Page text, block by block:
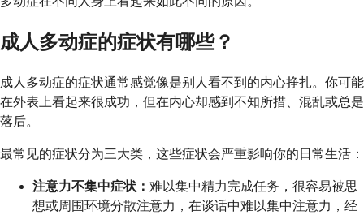
成人多动症的症状有哪些？
成人多动症的症状通常感觉像是别人看不到的内心挣扎。你可能
在外表上看起来很成功，但在内心却感到不知所措、混乱或总是
落后。
最常见的症状分为三大类，这些症状会严重影响你的日常生活：
注意力不集中症状： 难以集中精力完成任务，很容易被思
想或周围环境分散注意力，在谈话中难以集中注意力，经